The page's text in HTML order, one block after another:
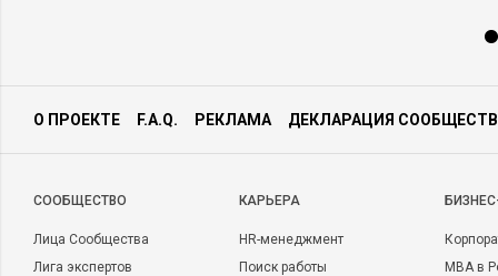
О ПРОЕКТЕ F.A.Q. РЕКЛАМА ДЕКЛАРАЦИЯ
CООБЩЕСТВО
Лица Сообщества
Лига экспертов
КАРЬЕРА
HR-менеджмент
Поиск работы
MBA в